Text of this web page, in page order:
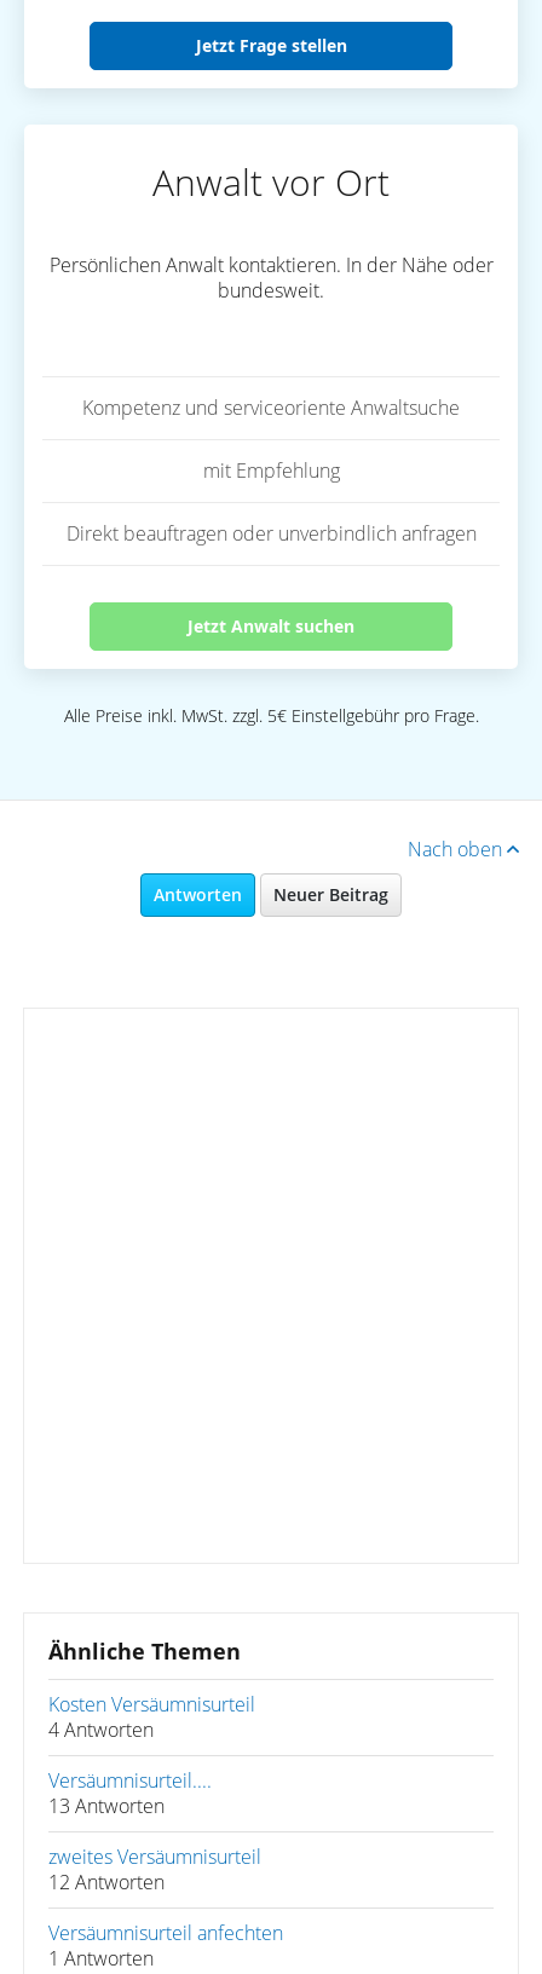
Jetzt Frage stellen
Anwalt vor Ort
Persönlichen Anwalt kontaktieren. In der Nähe oder
bundesweit.
Kompetenz und serviceoriente Anwaltsuche
mit Empfehlung
Direkt beauftragen oder unverbindlich anfragen
Jetzt Anwalt suchen
Alle Preise inkl. MwSt. zzgl. 5€ Einstellgebühr pro Frage.
Nach oben
Antworten Neuer Beitrag
Ähnliche Themen
Kosten Versäumnisurteil
4 Antworten
Versäumnisurteil....
13 Antworten
zweites Versäumnisurteil
12 Antworten
Versäumnisurteil anfechten
1 Antworten